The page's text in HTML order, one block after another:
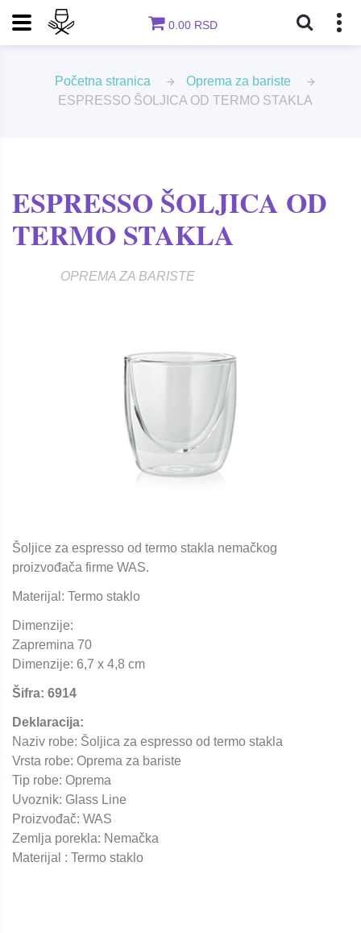
0.00 RSD
Početna stranica
Oprema za bariste
ESPRESSO ŠOLJICA OD TERMO STAKLA
ESPRESSO ŠOLJICA OD
TERMO STAKLA
OPREMA ZA BARISTE
Šoljice za espresso od termo stakla nemačkog
proizvođača firme WAS.
Materijal: Termo staklo
Dimenzije:
Zapremina 70
Dimenzije: 6,7 x 4,8 cm
Šifra: 6914
Deklaracija:
Naziv robe: Šoljica za espresso od termo stakla
Vrsta robe: Oprema za bariste
Tip robe: Oprema
Uvoznik: Glass Line
Proizvođač: WAS
Zemlja porekla: Nemačka
Materijal : Termo staklo